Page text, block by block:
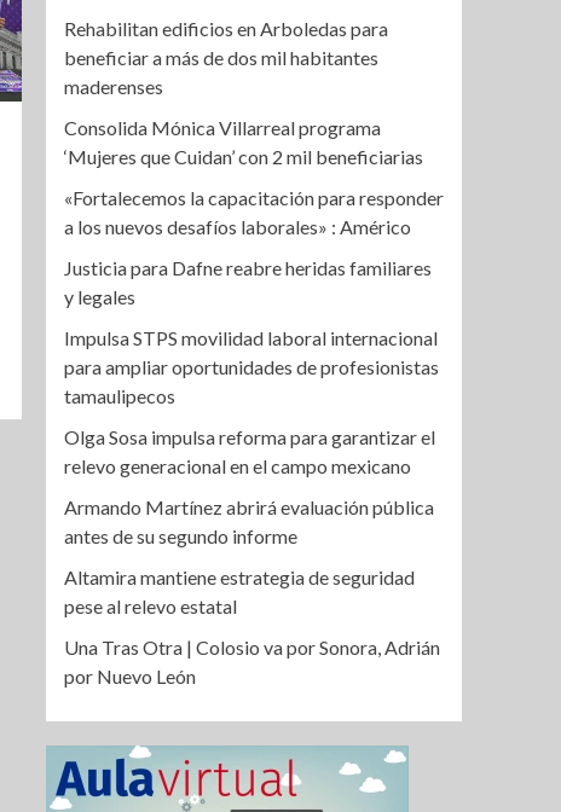
Rehabilitan edificios en Arboledas para
beneficiar a más de dos mil habitantes
maderenses
Consolida Mónica Villarreal programa
‘Mujeres que Cuidan’ con 2 mil beneficiarias
«Fortalecemos la capacitación para responder
a los nuevos desafíos laborales» : Américo
Justicia para Dafne reabre heridas familiares
y legales
Impulsa STPS movilidad laboral internacional
para ampliar oportunidades de profesionistas
tamaulipecos
Olga Sosa impulsa reforma para garantizar el
relevo generacional en el campo mexicano
Armando Martínez abrirá evaluación pública
antes de su segundo informe
Altamira mantiene estrategia de seguridad
pese al relevo estatal
Una Tras Otra | Colosio va por Sonora, Adrián
por Nuevo León